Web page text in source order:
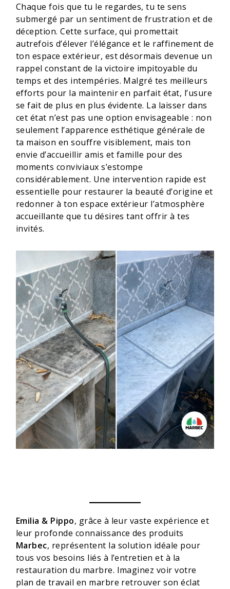
Chaque fois que tu le regardes, tu te sens
submergé par un sentiment de frustration et de
déception. Cette surface, qui promettait
autrefois d’élever l’élégance et le raffinement de
ton espace extérieur, est désormais devenue un
rappel constant de la victoire impitoyable du
temps et des intempéries. Malgré tes meilleurs
efforts pour la maintenir en parfait état, l’usure
se fait de plus en plus évidente. La laisser dans
cet état n’est pas une option envisageable : non
seulement l’apparence esthétique générale de
ta maison en souffre visiblement, mais ton
envie d’accueillir amis et famille pour des
moments conviviaux s’estompe
considérablement. Une intervention rapide est
essentielle pour restaurer la beauté d’origine et
redonner à ton espace extérieur l’atmosphère
accueillante que tu désires tant offrir à tes
invités.
Emilia & Pippo, grâce à leur vaste expérience et
leur profonde connaissance des produits
Marbec, représentent la solution idéale pour
tous vos besoins liés à l’entretien et à la
restauration du marbre. Imaginez voir votre
plan de travail en marbre retrouver son éclat